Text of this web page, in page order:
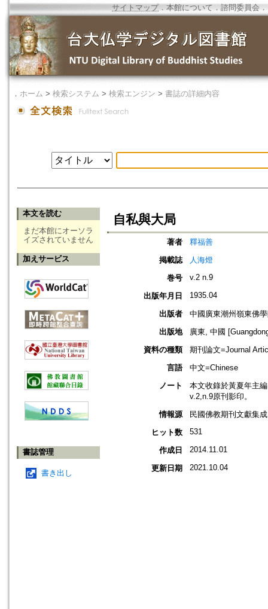
サイトマップ．本館について ． 諮問委員会 ．
． ホーム > 検索システム > 検索エンジン > 書誌の詳細内容
本文を読む
まだ本館にオーソラ
イズされていません
加えサービス
書誌管理
書き出し
自私與大局
著者
釋福善
掲載誌
人海燈
巻号
v.2 n.9
出版年月日 1935.04
出版者
中國廣東潮州嶺東佛
出版地
廣東, 中國
資料の種類
期刊論文=Journal
言語
中文=Chinese
ノート
本文收錄於黃夏年主
v.2,n.9原刊影印。
情報源
民國佛教期刊文獻集
ヒット数
531
作成日 2014.11.01
更新日期 2021.10.04